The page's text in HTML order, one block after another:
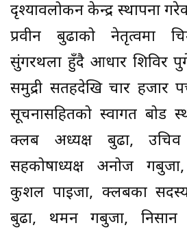
दृश्यावलोकन केन्द्र स्थापना
प्रवीन बुढाको नेतृत्वमा
सुंगरथला हुँदै आधार शिविर
समुद्री सतहदेखि चार हजार
सूचनासहितको स्वागत बोर्ड
क्लब अध्यक्ष बुढा, उचिव
सहकोषाध्यक्ष अनोज
कुशल पाइजा, क्लबका
बुढा, थमन गर्बुजा, निसान